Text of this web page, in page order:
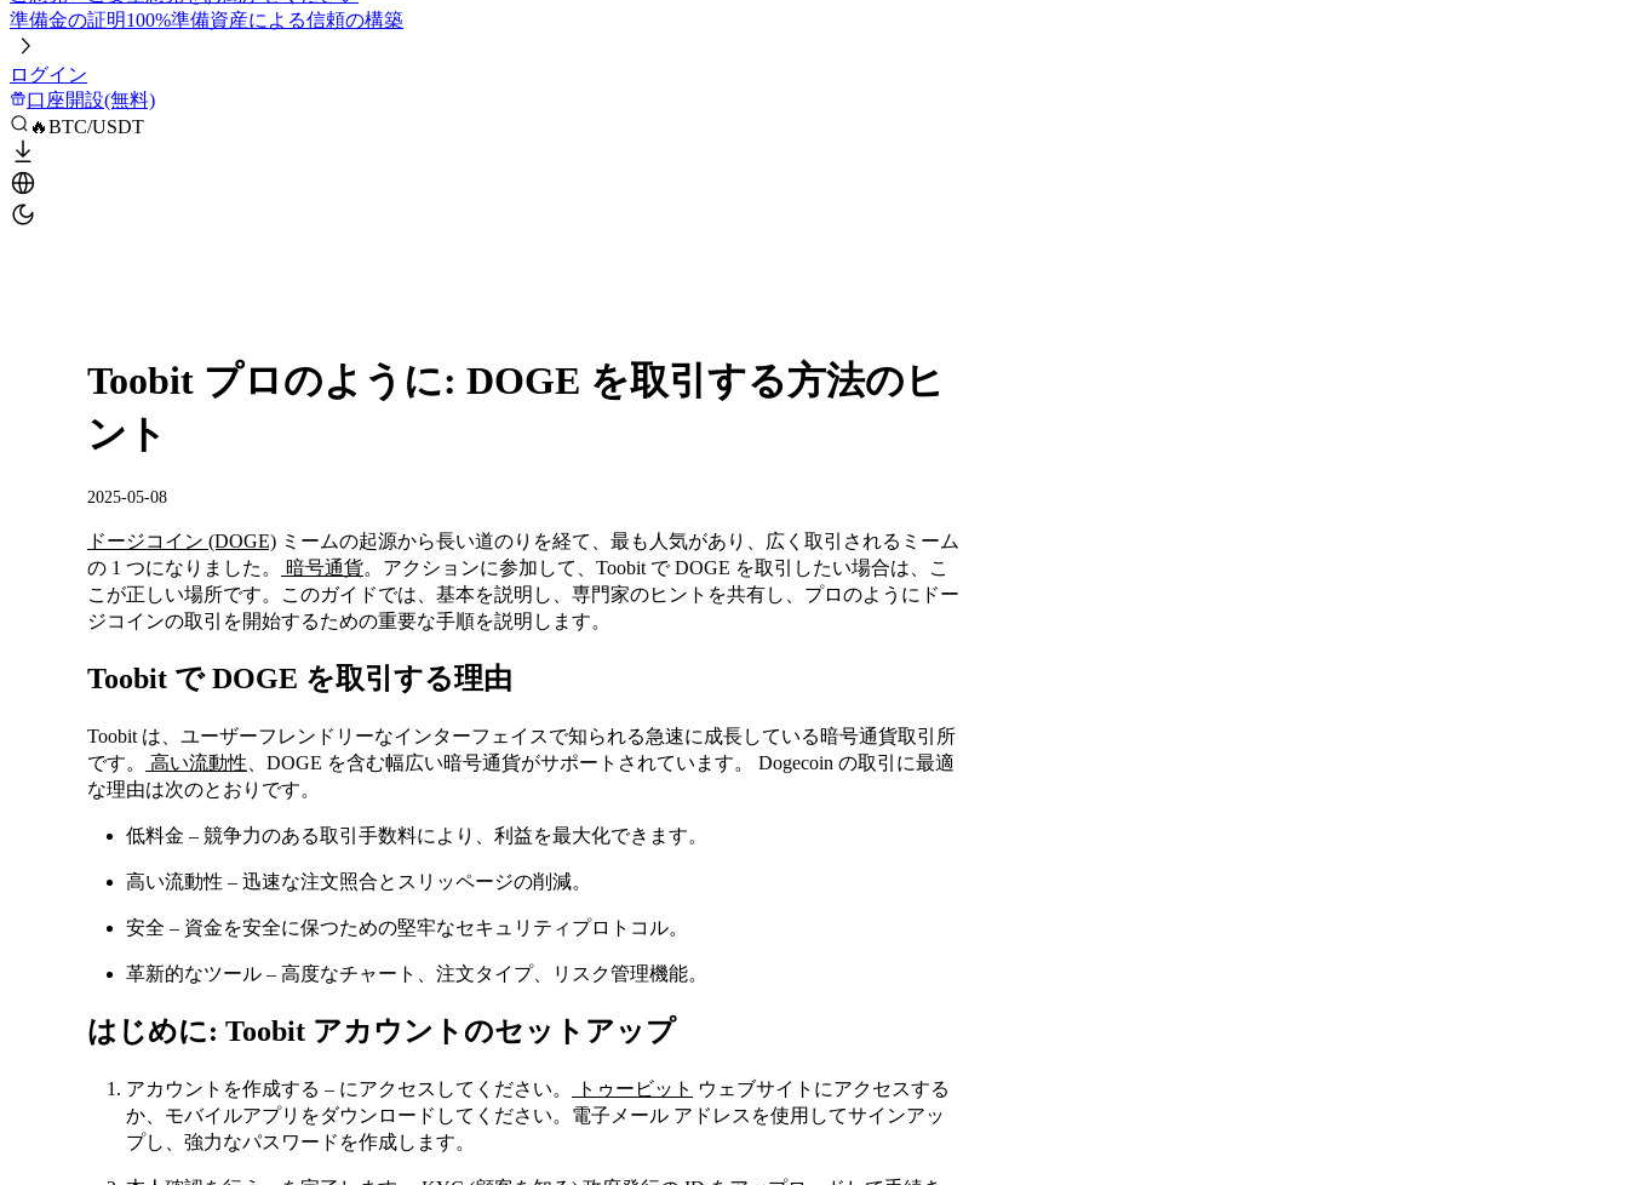
準備金の証明100%準備資産による信頼の構築
ログイン
口座開設(無料)
🔥BTC/USDT
Toobit プロのように: DOGE を取引する方法のヒ
ント
2025-05-08
ドージコイン (DOGE) ミームの起源から長い道のりを経て、最も人気があり、広く取引されるミーム
の 1 つになりました。
暗号通貨。アクションに参加して、Toobit で DOGE を取引したい場合は、こ
こが正しい場所です。このガイドでは、基本を説明し、専門家のヒントを共有し、プロのようにドー
ジコインの取引を開始するための重要な手順を説明します。
Toobit で DOGE を取引する理由
Toobit は、ユーザーフレンドリーなインターフェイスで知られる急速に成長している暗号通貨取引所
です。
高い流動性 、DOGE を含む幅広い暗号通貨がサポートされています。 Dogecoin の取引に最適
な理由は次のとおりです。
低料金 – 競争力のある取引手数料により、利益を最大化できます。
高い流動性 – 迅速な注文照合とスリッページの削減。
安全 – 資金を安全に保つための堅牢なセキュリティプロトコル。
革新的なツール – 高度なチャート、注文タイプ、リスク管理機能。
はじめに: Toobit アカウントのセットアップ
アカウントを作成する – にアクセスしてください。 トゥービット ウェブサイトにアクセスする
か、モバイルアプリをダウンロードしてください。電子メール アドレスを使用してサインアッ
プし、強力なパスワードを作成します。